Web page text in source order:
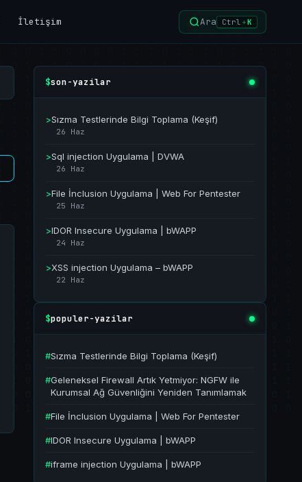
İletişim Ara Ctrl +K
$son-yazilar
>Sızma Testlerinde Bilgi Toplama (Keşif)
26 Haz
>Sql injection Uygulama | DVWA
26 Haz
>File İnclusion Uygulama | Web For Pentester
25 Haz
>IDOR Insecure Uygulama | bWAPP
24 Haz
>XSS injection Uygulama – bWAPP
22 Haz
$populer-yazilar
#Sızma Testlerinde Bilgi Toplama (Keşif)
#Geleneksel Firewall Artık Yetmiyor: NGFW ile
Kurumsal Ağ Güvenliğini Yeniden Tanımlamak
#File İnclusion Uygulama | Web For Pentester
#IDOR Insecure Uygulama | bWAPP
#iframe injection Uygulama | bWAPP